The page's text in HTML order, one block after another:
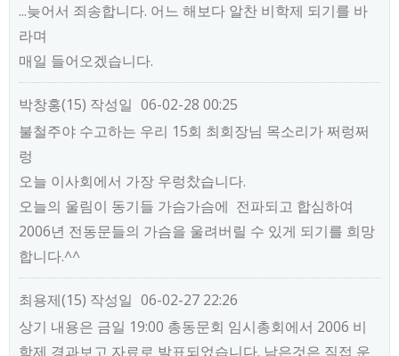
...늦어서 죄송합니다. 어느 해보다 알찬 비학제 되기를 바
라며
매일 들어오겠습니다.
박창홍(15) 작성일 06-02-28 00:25
불철주야 수고하는 우리 15회 최회장님 목소리가 쩌렁쩌
렁
오늘 이사회에서 가장 우렁찼습니다.
오늘의 울림이 동기들 가슴가슴에 전파되고 합심하여
2006년 전동문들의 가슴을 울려버릴 수 있게 되기를 희망
합니다.^^
최용제(15) 작성일 06-02-27 22:26
상기 내용은 금일 19:00 총동문회 임시총회에서 2006 비
학제 경과보고 자료로 발표되었습니다. 남은것은 직접 운